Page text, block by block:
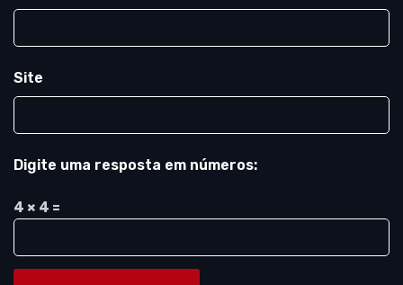
Site
Digite uma resposta em números:
4 × 4 =